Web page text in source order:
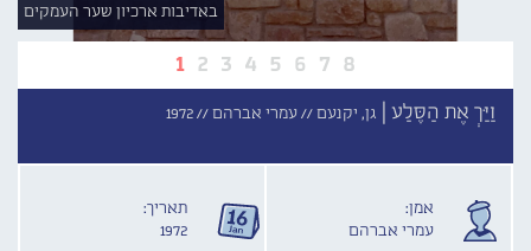
1 2 3 4 5 6 7 8
באדיבות ארכיון שער העמקים
וַיַּךְ אֶת הַסֶּלַע | גן, יקנעם //עמרי אברהם //1972
אמן:
עמרי אברהם
תאריך:
1972